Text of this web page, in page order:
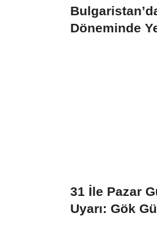
Döneminde
31 İle Pazar
Uyarı: Gök